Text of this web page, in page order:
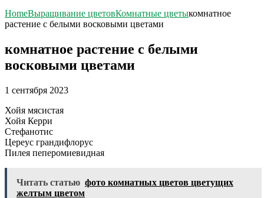
HomeВыращивание цветовКомнатные цветыкомнатное
растение с белыми восковыми цветами
комнатное растение с белыми
восковыми цветами
1 сентября 2023
Хойя мясистая
Хойя Керри
Стефанотис
Цереус грандифлорус
Пилея пеперомиевидная
Читать статью фото комнатных цветов цветущих
желтым цветом